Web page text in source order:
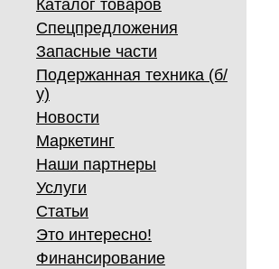
Каталог товаров
Спецпредложения
Запасные части
Подержанная техника (б/
у)
Новости
Маркетинг
Наши партнеры
Услуги
Статьи
Это интересно!
Финансирование